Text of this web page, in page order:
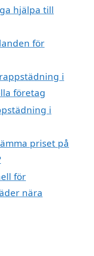
hjälpa till
för
i
företag
i
priset på
för
nära